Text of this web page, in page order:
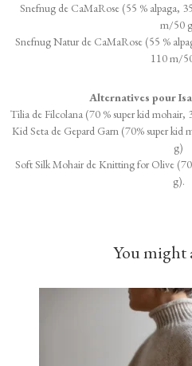
Snefnug de CaMaRose (55 % alpaga,
m/50
Snefnug Natur de CaMaRose (55 %
110 m/
Alternatives pour
Tilia de Filcolana (70 % super kid
Kid Seta de Gepard Garn (70% super kid
g)
Soft Silk Mohair de Knitting for Olive
g).
You might